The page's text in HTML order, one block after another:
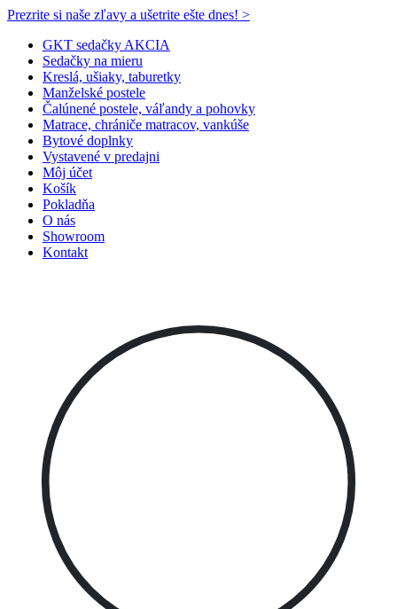
Prezrite si naše zľavy a ušetrite ešte dnes! >​
GKT sedačky AKCIA
Sedačky na mieru
Kreslá, ušiaky, taburetky
Manželské postele
Čalúnené postele, váľandy a pohovky
Matrace, chrániče matracov, vankúše
Bytové doplnky
Vystavené v predajni
Môj účet
Košík
Pokladňa
O nás
Showroom
Kontakt